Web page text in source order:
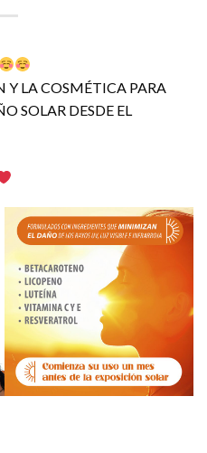
LA COSMÉTICA PARA
SOLAR DESDE EL